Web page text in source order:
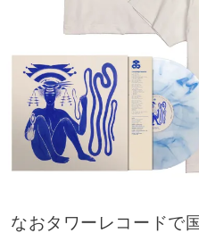
なおタワーレコードで